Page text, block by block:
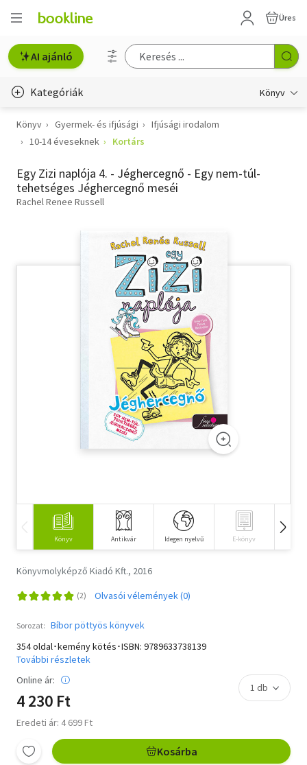
Üres
AI ajánló
Kategóriák Könyv
Életmód, egészség
Gyermek- és ifjúsági
Tankönyv, segédkönyv
Természettudomány
Könyv Gyermek- és ifjúsági
Ifjúsági irodalom
10-14 éveseknek
Kortárs
Egy Zizi naplója 4. - Jéghercegnő - Egy nem-túl-
tehetséges Jéghercegnő meséi
Rachel Renee Russell
Könyv Antikvár Idegen nyelvű E-könyv
Könyvmolyképző Kiadó Kft., 2016
Olvasói vélemények (0)
Sorozat: Bíbor pöttyös könyvek
354 oldal･kemény kötés･ISBN: 9789633738139
További részletek
Online ár:
4 230 Ft
Eredeti ár: 4 699 Ft
Kosárba